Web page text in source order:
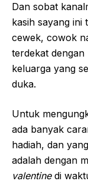
Dan sobat
kasih sayang ini
cewek, cowok
terdekat dengan
keluarga yang
duka.
Untuk
ada banyak
hadiah, dan
adalah dengan
valentinedi